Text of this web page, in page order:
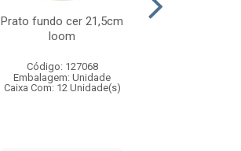
Prato fundo cer 21,5cm
loom
Código: 127068
Embalagem: Unidade
Caixa Com: 12 Unidade(s)